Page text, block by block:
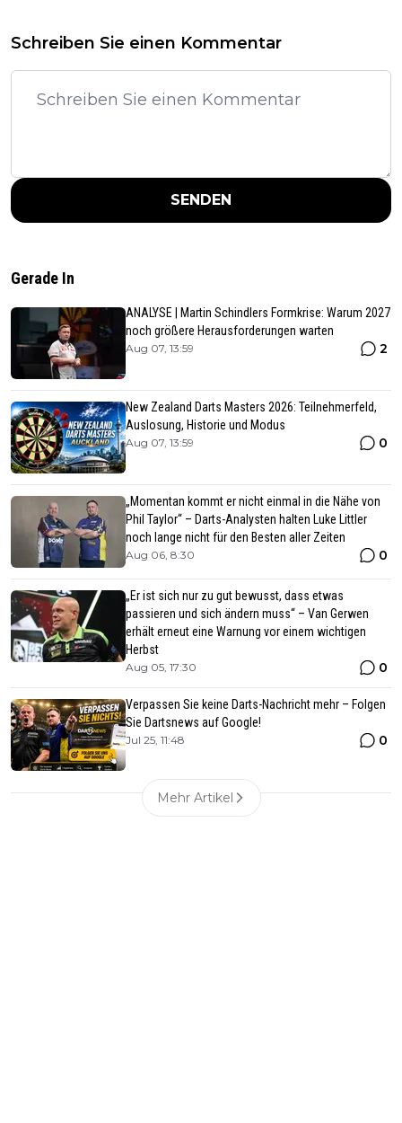
Schreiben Sie einen Kommentar
SENDEN
Gerade In
ANALYSE | Martin Schindlers Formkrise: Warum 2027
noch größere Herausforderungen warten
Aug 07, 13:59 2
New Zealand Darts Masters 2026: Teilnehmerfeld,
Auslosung, Historie und Modus
Aug 07, 13:59 0
„Momentan kommt er nicht einmal in die Nähe von
Phil Taylor“ – Darts-Analysten halten Luke Littler
noch lange nicht für den Besten aller Zeiten
Aug 06, 8:30 0
„Er ist sich nur zu gut bewusst, dass etwas
passieren und sich ändern muss“ – Van Gerwen
erhält erneut eine Warnung vor einem wichtigen
Herbst
Aug 05, 17:30 0
Verpassen Sie keine Darts-Nachricht mehr – Folgen
Sie Dartsnews auf Google!
Jul 25, 11:48 0
Mehr Artikel